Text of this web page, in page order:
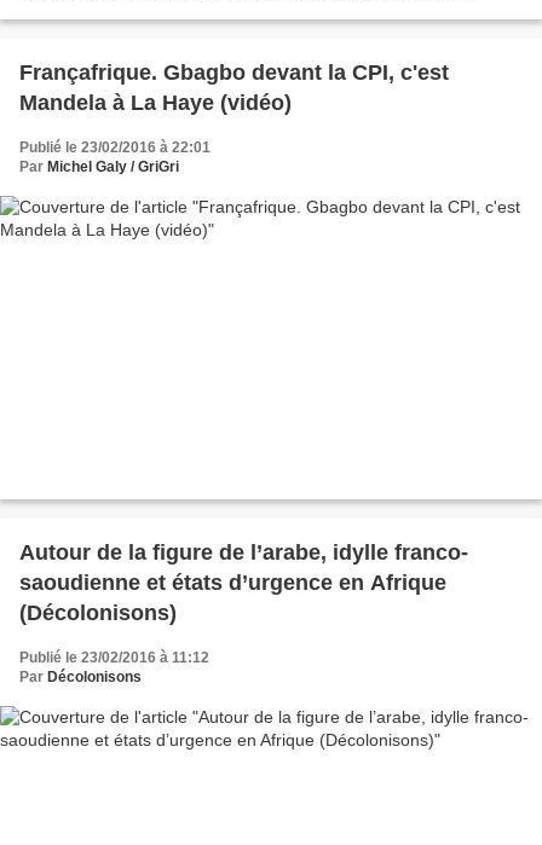
Françafrique. Gbagbo devant la CPI, c'est
Mandela à La Haye (vidéo)
Publié le 23/02/2016 à 22:01
Par Michel Galy / GriGri
Autour de la figure de l’arabe, idylle franco-
saoudienne et états d’urgence en Afrique
(Décolonisons)
Publié le 23/02/2016 à 11:12
Par Décolonisons